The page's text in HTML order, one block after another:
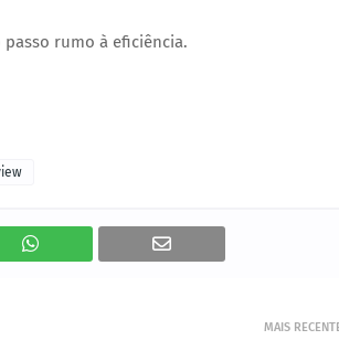
rumo à eficiência.
MAIS